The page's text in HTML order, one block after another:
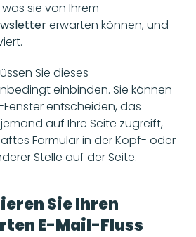
erwarten können, und
Sie dieses
einbinden. Sie können
entscheiden, das
auf Ihre Seite zugreift,
Formular in der Kopf- oder
Stelle auf der Seite.
Sie Ihren
E-Mail-Fluss